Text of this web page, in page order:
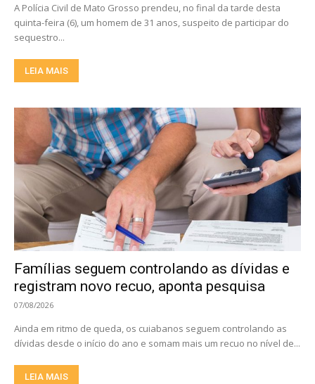
A Polícia Civil de Mato Grosso prendeu, no final da tarde desta
quinta-feira (6), um homem de 31 anos, suspeito de participar do
sequestro...
LEIA MAIS
Famílias seguem controlando as dívidas e
registram novo recuo, aponta pesquisa
07/08/2026
Ainda em ritmo de queda, os cuiabanos seguem controlando as
dívidas desde o início do ano e somam mais um recuo no nível de...
LEIA MAIS